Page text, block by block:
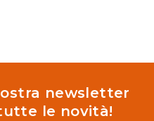
newsletter
le novità!